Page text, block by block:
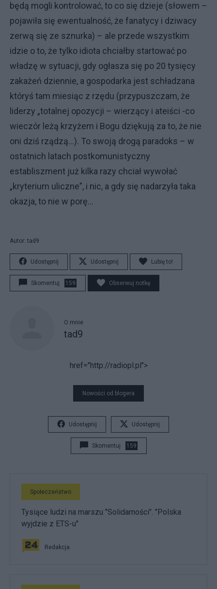
będą mogli kontrolować, to co się dzieje (słowem –
pojawiła się ewentualność, że fanatycy i dziwacy
zerwą się ze sznurka) – ale przede wszystkim
idzie o to, że tylko idiota chciałby startować po
władzę w sytuacji, gdy ogłasza się po 20 tysięcy
zakażeń dziennie, a gospodarka jest schładzana
któryś tam miesiąc z rzędu (przypuszczam, że
liderzy „totalnej opozycji – wierzący i ateiści -co
wieczór leżą krzyżem i Bogu dziękują za to, że nie
oni dziś rządzą…). To swoją drogą paradoks – w
ostatnich latach postkomunistyczny
establiszment już kilka razy chciał wywołać
„kryterium uliczne”, i nic, a gdy się nadarzyła taka
okazja, to nie w porę…
Autor: tad9
Udostępnij Udostępnij Lubię to!
Skomentuj 159 Obserwuj notkę
O mnie
tad9
href="http://radiopl.pl">
Nowości od blogera
Udostępnij Udostępnij
Skomentuj 159
Społeczeństwo
Tysiące ludzi na marszu "Solidarności". "Polska
wyjdzie z ETS-u"
Redakcja